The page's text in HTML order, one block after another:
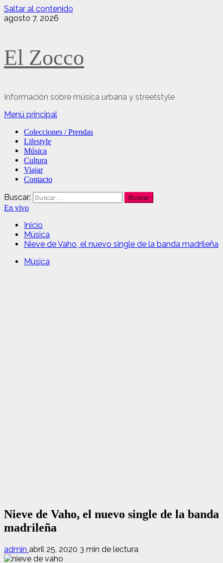
Saltar al contenido
agosto 7, 2026
El Zocco
Información sobre música urbana y streetstyle
Menú principal
Colecciones / Prendas
Lifestyle
Música
Cultura
Viajar
Contacto
Buscar:
En vivo
Inicio
Música
Nieve de Vaho, el nuevo single de la banda madrileña
Música
Nieve de Vaho, el nuevo single de la banda
madrileña
admin abril 25, 2020 3 min de lectura